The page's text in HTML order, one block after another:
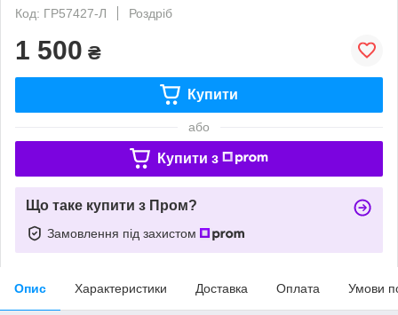
Код: ГР57427-Л
Роздріб
1 500 ₴
Купити
або
Купити з
Що таке купити з Пром?
Замовлення під захистом
Опис Характеристики Доставка Оплата Умови